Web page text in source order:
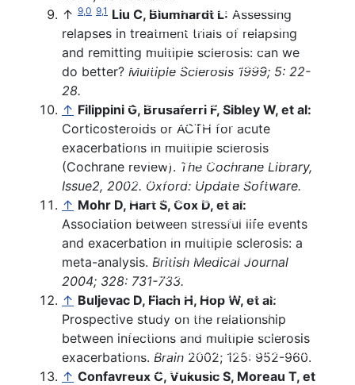
Einnahme und Therapiekontrolle
Häufig gestellte Fragen
Alles auf einen Blick
Ocrelizumab (Ocrevus®)
Beschreibung
Wirksamkeit
Nebenwirkungen
Einnahme und Therapiekontrolle
Häufig gestellte Fragen
Alles auf einen Blick
Ozanimod (Zeposia®)
Beschreibung
Wirksamkeit
Nebenwirkungen
Einnahme und Therapiekontrolle
Häufig gestellte Fragen
Alles auf einen Blick
Ofatumumab (Kesimpta®)
Tabellarischer Vergleich der
Einzelnachweise
Therapiekontrolle
Häufig gestellte Fragen
Alles auf einen Blick
Beta-Interferone
Copaxone®
Mitoxantron
Azathioprin
Cyclophosphamid
Immunglobuline
Kortison
Einzelnachweise
Therapien in Zulassungsstudien
↑ 9,0 9,1 Liu C, Blumhardt L: Assessing
relapses in treatment trials of relapsing
and remitting multiple sclerosis: can we
do better? Multiple Sclerosis 1999; 5: 22-
28.
↑ Filippini G, Brusaferri F, Sibley W, et al:
Corticosteroids or ACTH for acute
exacerbations in multiple sclerosis
(Cochrane review). The Cochrane Library,
Issue2, 2002. Oxford: Update Software.
↑ Mohr D, Hart S, Cox D, et al:
Association between stressful life events
and exacerbation in multiple sclerosis: a
meta-analysis. British Medical Journal
2004; 328: 731-733.
↑ Buljevac D, Flach H, Hop W, et al:
Prospective study on the relationship
between infections and multiple sclerosis
exacerbations. Brain 2002; 125: 952-960.
↑ Confavreux C, Vukusic S, Moreau T, et